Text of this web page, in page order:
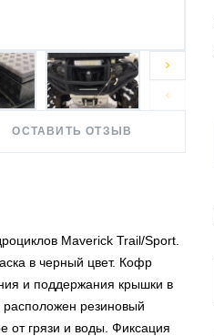


Maverick Trail/Sport.
в черный цвет. Кофр
и поддержания крышки в
резиновый
от грязи и воды. Фиксация
ОСТАВИТЬ ОТЗЫВ